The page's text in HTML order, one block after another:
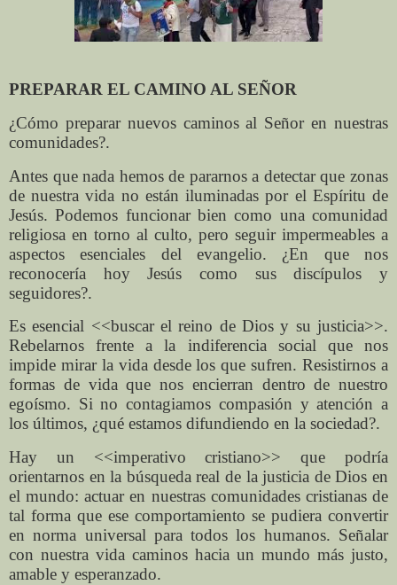
PREPARAR EL CAMINO AL SEÑOR
¿Cómo preparar nuevos caminos al Señor en nuestras
comunidades?.
Antes que nada hemos de pararnos a detectar que zonas
de nuestra vida no están iluminadas por el Espíritu de
Jesús. Podemos funcionar bien como una comunidad
religiosa en torno al culto, pero seguir impermeables a
aspectos esenciales del evangelio. ¿En que nos
reconocería hoy Jesús como sus discípulos y
seguidores?.
Es esencial <<buscar el reino de Dios y su justicia>>.
Rebelarnos frente a la indiferencia social que nos
impide mirar la vida desde los que sufren. Resistirnos a
formas de vida que nos encierran dentro de nuestro
egoísmo. Si no contagiamos compasión y atención a
los últimos, ¿qué estamos difundiendo en la sociedad?.
Hay un <<imperativo cristiano>> que podría
orientarnos en la búsqueda real de la justicia de Dios en
el mundo: actuar en nuestras comunidades cristianas de
tal forma que ese comportamiento se pudiera convertir
en norma universal para todos los humanos. Señalar
con nuestra vida caminos hacia un mundo más justo,
amable y esperanzado.